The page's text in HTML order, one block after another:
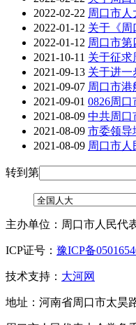
2022-02-22 周口市人
2022-01-12 关于《周
2022-01-12 周口市
2021-10-11 关于征求
2021-09-13 关于进一
2021-09-07 周口市港
2021-09-01 0826周
2021-08-09 中共周口
2021-08-09 市委领导
2021-08-09 周口市
转到第
主办单位：周口市人民代
ICP证号： 豫ICP备
技术支持： 大河网
地址：河南省周口市太昊